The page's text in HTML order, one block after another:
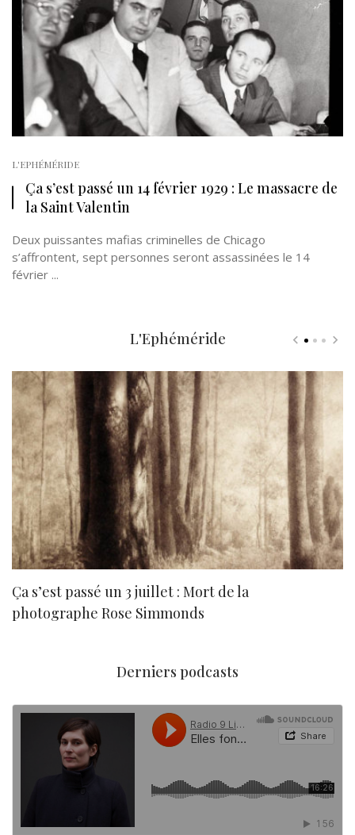
L'EPHÉMÉRIDE
Ça s’est passé un 14 février 1929 : Le massacre de
la Saint Valentin
Deux puissantes mafias criminelles de Chicago
s’affrontent, sept personnes seront assassinées le 14
février ...
L'Ephéméride
Ça s’est passé un 3 juillet : Mort de la
photographe Rose Simmonds
Derniers podcasts